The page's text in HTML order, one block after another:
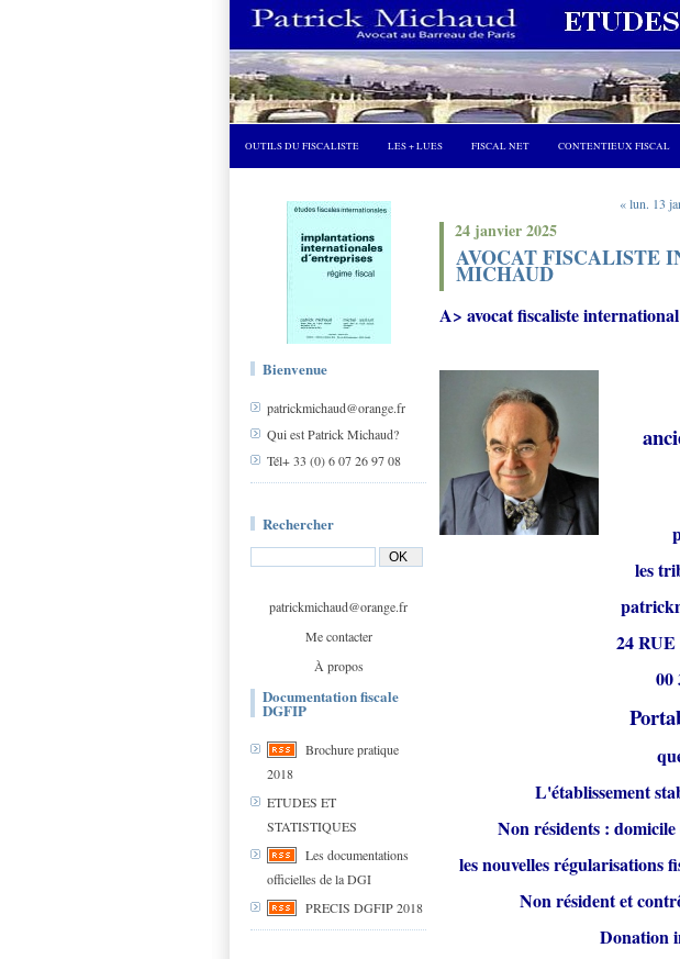
OUTILS DU FISCALISTE LES + LUES FISCAL NET CONTENTIEUX FISCAL
Bienvenue
patrickmichaud@orange.fr
Qui est Patrick Michaud?
Tél+ 33 (0) 6 07 26 97 08
Rechercher
patrickmichaud@orange.fr
Me contacter
À propos
Documentation fiscale
DGFIP
Brochure pratique
2018
ETUDES ET
STATISTIQUES
Les documentations
officielles de la DGI
PRECIS DGFIP 2018
« lun. 13
24 janvier 2025
AVOCAT FISCALISTE
MICHAUD
A> avocat fiscaliste international
les
24
00
L'établissement
Non résidents :
les nouvelles régularisations
Non résident et
Donation